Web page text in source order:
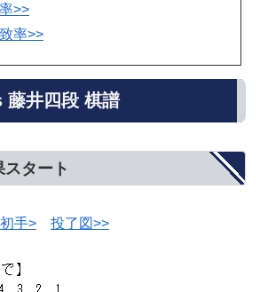
>>
率>>
藤井四段 棋譜
タート
初手> 投了図>>